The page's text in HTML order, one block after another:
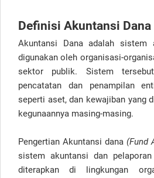
Definisi Akuntansi Dana
Akuntansi Dana adalah sistem
digunakan oleh organisasi-
sektor publik. Sistem
pencatatan dan penampilan
seperti aset, dan kewajiban yang
kegunaannya masing-masing.
Pengertian Akuntansi dana (Fund
sistem akuntansi dan
diterapkan di lingkungan